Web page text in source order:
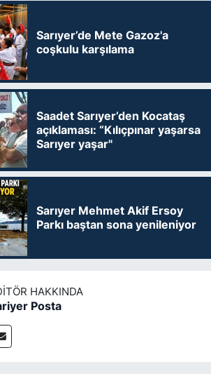
Sarıyer’de Mete Gazoz'a
coşkulu karşılama
Saadet Sarıyer’den Kocataş
açıklaması: “Kılıçpınar yaşarsa
Sarıyer yaşar"
Sarıyer Mehmet Akif Ersoy
Parkı baştan sona yenileniyor
HAKKINDA
Posta